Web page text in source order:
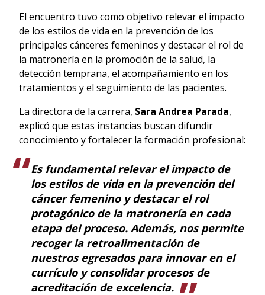
El encuentro tuvo como objetivo relevar el impacto
de los estilos de vida en la prevención de los
principales cánceres femeninos y destacar el rol de
la matronería en la promoción de la salud, la
detección temprana, el acompañamiento en los
tratamientos y el seguimiento de las pacientes.
La directora de la carrera, Sara Andrea Parada,
explicó que estas instancias buscan difundir
conocimiento y fortalecer la formación profesional:
Es fundamental relevar el impacto de
los estilos de vida en la prevención del
cáncer femenino y destacar el rol
protagónico de la matronería en cada
etapa del proceso. Además, nos permite
recoger la retroalimentación de
nuestros egresados para innovar en el
currículo y consolidar procesos de
acreditación de excelencia.